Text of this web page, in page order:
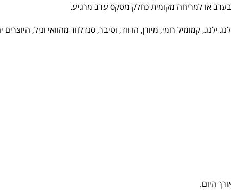
בערבאו למריחה מקומיתכחלק מטקס ערב מרגיע.
ילנג,קמומיל רומי, מיורן, הו ווד, וטיבר,סנדלווד מהוואי וניל, היוצרים
היום.